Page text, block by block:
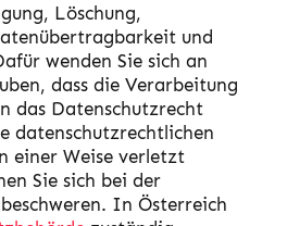
Löschung,
und
wenden Sie sich an
dass die Verarbeitung
das Datenschutzrecht
datenschutzrechtlichen
einer Weise verletzt
Sie sich bei der
In Österreich